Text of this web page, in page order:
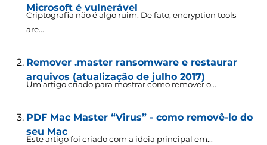
Microsoft é vulnerável
Criptografia não é algo ruim. De fato, encryption tools
are...
Remover .master ransomware e restaurar
arquivos (atualização de julho 2017)
Um artigo criado para mostrar como remover o...
PDF Mac Master “Virus” - como removê-lo do
seu Mac
Este artigo foi criado com a ideia principal em...